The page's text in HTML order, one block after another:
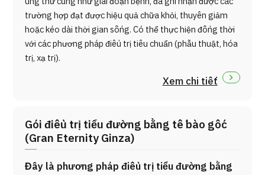
trường hợp đạt được hiệu quả chữa khỏi, thuyên giảm
hoặc kéo dài thời gian sống. Có thể thực hiện đồng thời
với các phương pháp điều trị tiêu chuẩn (phẫu thuật, hóa
trị, xạ trị).
Xem chi tiết
Gói điều trị tiểu đường bằng tế bào gốc
(Gran Eternity Ginza)
Đây là phương pháp điều trị tiểu đường bằng